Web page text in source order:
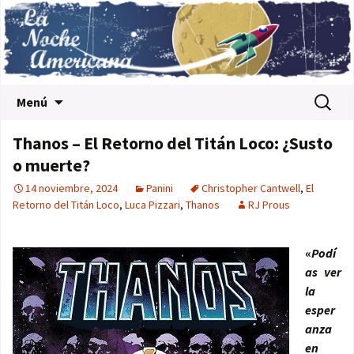
Menú Buscar:
Thanos – El Retorno del Titán Loco: ¿Susto
o muerte?
14 noviembre, 2024 Panini Christopher Cantwell, El
Retorno del Titán Loco, Luca Pizzari, Thanos RJ Prous
«Podí
as ver
la
esper
anza
en